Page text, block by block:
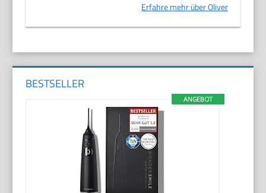
Erfahre mehr über Oliver
BESTSELLER
ANGEBOT